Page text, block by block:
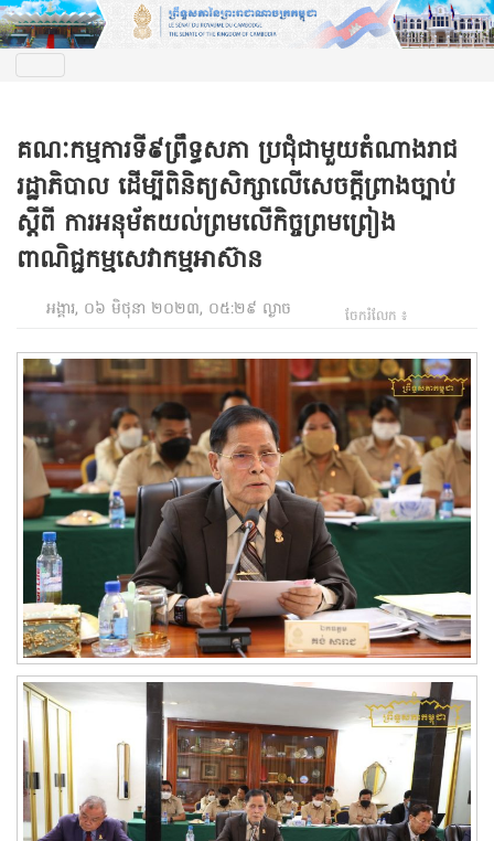
គណៈកម្មការទី៩ព្រឹទ្ធសភា ប្រជុំជាមួយតំណាងរាជ
រដ្ឋាភិបាល ដើម្បីពិនិត្យសិក្សាលើសេចក្តីព្រាងច្បាប់
ស្តីពី ការអនុម័តយល់ព្រមលើកិច្ចព្រមព្រៀង
ពាណិជ្ជកម្មសេវាកម្មអាស៊ាន
អង្គារ, ០៦ មិថុនា ២០២៣, ០៥:២៩ ល្ងាច ចែករំលែក ៖